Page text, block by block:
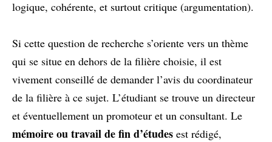
logique, cohérente, et surtout critique (argumentation).
Si cette question de recherche s’oriente vers un thème
qui se situe en dehors de la filière choisie, il est
vivement conseillé de demander l’avis du coordinateur
de la filière à ce sujet. L’étudiant se trouve un directeur
et éventuellement un promoteur et un consultant. Le
mémoire ou travail de fin d’études est rédigé,